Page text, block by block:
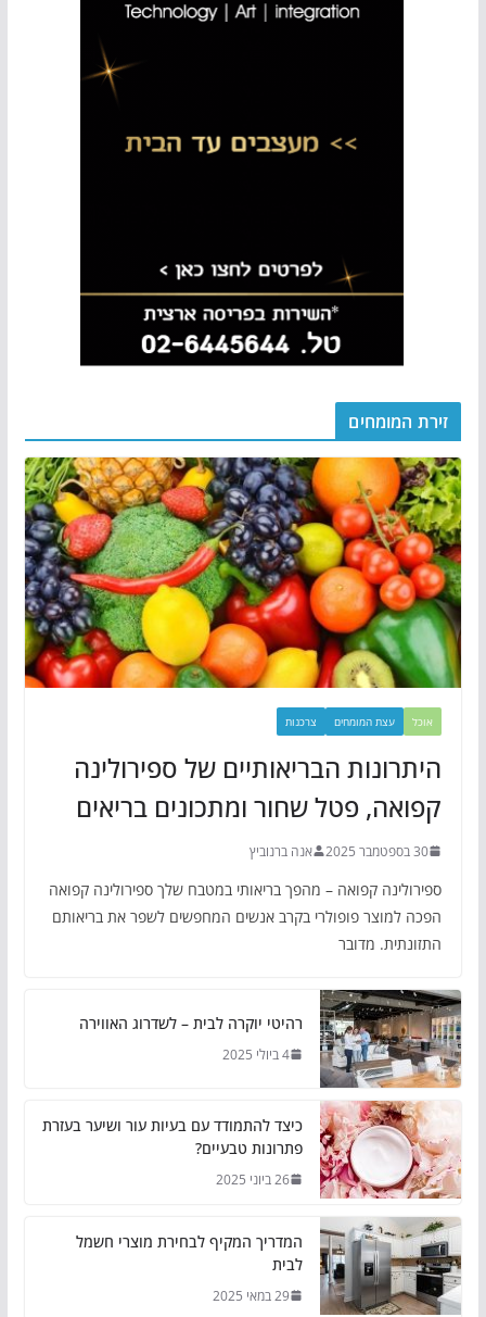
זירת המומחים
אוכל עצת המומחים צרכנות
היתרונות הבריאותיים של ספירולינה
קפואה, פטל שחור ומתכונים בריאים
30 בספטמבר 2025 אנה ברנוביץ
ספירולינה קפואה – מהפך בריאותי במטבח שלך ספירולינה קפואה
הפכה למוצר פופולרי בקרב אנשים המחפשים לשפר את בריאותם
התזונתית. מדובר
רהיטי יוקרה לבית – לשדרוג האווירה
4 ביולי 2025
כיצד להתמודד עם בעיות עור ושיער בעזרת
פתרונות טבעיים?
26 ביוני 2025
המדריך המקיף לבחירת מוצרי חשמל
לבית
29 במאי 2025